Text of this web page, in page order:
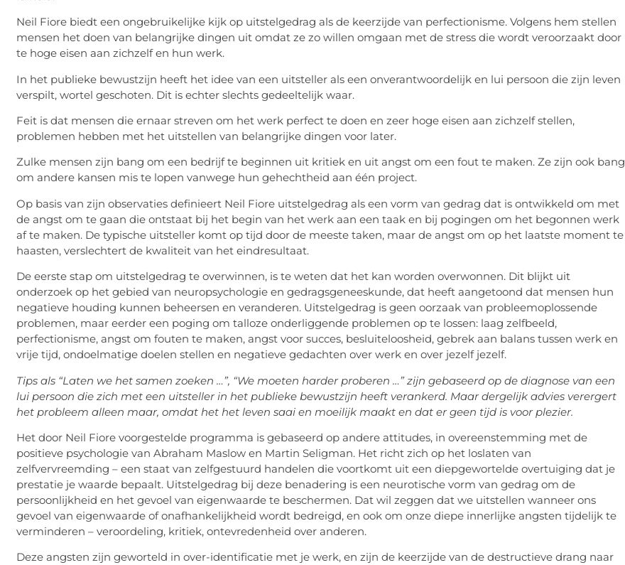
Neil Fiore biedt een ongebruikelijke kijk op uitstelgedrag als de keerzijde van perfectionisme. Volgens hem stellen
mensen het doen van belangrijke dingen uit omdat ze zo willen omgaan met de stress die wordt veroorzaakt door
te hoge eisen aan zichzelf en hun werk.
In het publieke bewustzijn heeft het idee van een uitsteller als een onverantwoordelijk en lui persoon die zijn leven
verspilt, wortel geschoten. Dit is echter slechts gedeeltelijk waar.
Feit is dat mensen die ernaar streven om het werk perfect te doen en zeer hoge eisen aan zichzelf stellen,
problemen hebben met het uitstellen van belangrijke dingen voor later.
Zulke mensen zijn bang om een ​​bedrijf te beginnen uit kritiek en uit angst om een ​​fout te maken. Ze zijn ook bang
om andere kansen mis te lopen vanwege hun gehechtheid aan één project.
Op basis van zijn observaties definieert Neil Fiore uitstelgedrag als een vorm van gedrag dat is ontwikkeld om met
de angst om te gaan die ontstaat bij het begin van het werk aan een taak en bij pogingen om het begonnen werk
af te maken. De typische uitsteller komt op tijd door de meeste taken, maar de angst om op het laatste moment te
haasten, verslechtert de kwaliteit van het eindresultaat.
De eerste stap om uitstelgedrag te overwinnen, is te weten dat het kan worden overwonnen. Dit blijkt uit
onderzoek op het gebied van neuropsychologie en gedragsgeneeskunde, dat heeft aangetoond dat mensen hun
negatieve houding kunnen beheersen en veranderen. Uitstelgedrag is geen oorzaak van probleemoplossende
problemen, maar eerder een poging om talloze onderliggende problemen op te lossen: laag zelfbeeld,
perfectionisme, angst om fouten te maken, angst voor succes, besluiteloosheid, gebrek aan balans tussen werk en
vrije tijd, ondoelmatige doelen stellen en negatieve gedachten over werk en over jezelf jezelf.
Tips als “Laten we het samen zoeken …”, “We moeten harder proberen …” zijn gebaseerd op de diagnose van een
lui persoon die zich met een uitsteller in het publieke bewustzijn heeft verankerd. Maar dergelijk advies verergert
het probleem alleen maar, omdat het het leven saai en moeilijk maakt en dat er geen tijd is voor plezier.
Het door Neil Fiore voorgestelde programma is gebaseerd op andere attitudes, in overeenstemming met de
positieve psychologie van Abraham Maslow en Martin Seligman. Het richt zich op het loslaten van
zelfvervreemding – een staat van zelfgestuurd handelen die voortkomt uit een diepgewortelde overtuiging dat je
prestatie je waarde bepaalt. Uitstelgedrag bij deze benadering is een neurotische vorm van gedrag om de
persoonlijkheid en het gevoel van eigenwaarde te beschermen. Dat wil zeggen dat we uitstellen wanneer ons
gevoel van eigenwaarde of onafhankelijkheid wordt bedreigd, en ook om onze diepe innerlijke angsten tijdelijk te
verminderen – veroordeling, kritiek, ontevredenheid over anderen.
Deze angsten zijn geworteld in over-identificatie met je werk, en zijn de keerzijde van de destructieve drang naar